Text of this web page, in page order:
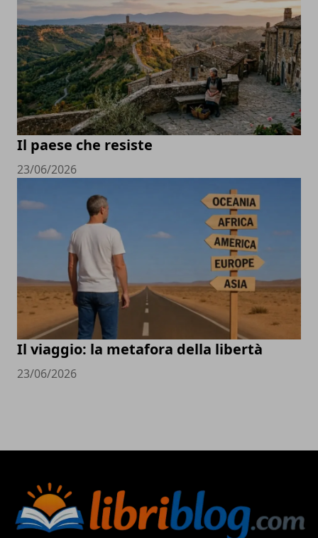
Il paese che resiste
23/06/2026
Il viaggio: la metafora della libertà
23/06/2026